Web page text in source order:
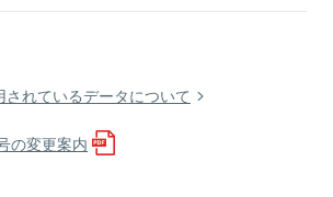
れているデータについて
の変更案内